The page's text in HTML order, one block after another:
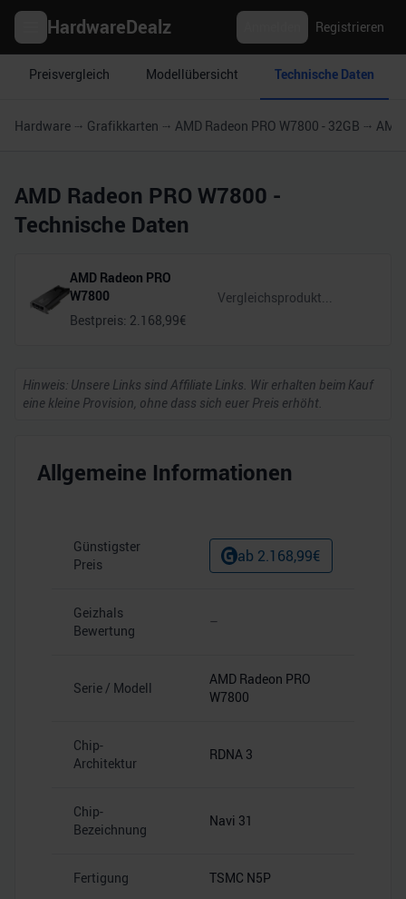
HardwareDealz Registrieren
Preisvergleich Modellübersicht Technische Daten
Hardware Grafikkarten AMD Radeon PRO W7800 - 32GB
AMD Radeon PRO W7800 -
Technische Daten
AMD Radeon PRO
W7800
Bestpreis: 2.168,99€
Hinweis: Unsere Links sind Affiliate Links. Wir erhalten beim Kauf
eine kleine Provision, ohne dass sich euer Preis erhöht.
Allgemeine Informationen
Günstigster
Preis
ab 2.168,99€
Geizhals
Bewertung
–
Serie / Modell
AMD Radeon PRO
W7800
Chip-
Architektur
RDNA 3
Chip-
Bezeichnung
Navi 31
Fertigung TSMC N5P